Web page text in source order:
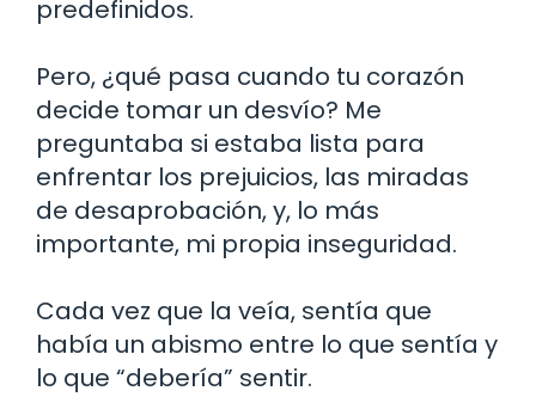
predefinidos.
Pero, ¿qué pasa cuando tu corazón
decide tomar un desvío? Me
preguntaba si estaba lista para
enfrentar los prejuicios, las miradas
de desaprobación, y, lo más
importante, mi propia inseguridad.
Cada vez que la veía, sentía que
había un abismo entre lo que sentía y
lo que “debería” sentir.